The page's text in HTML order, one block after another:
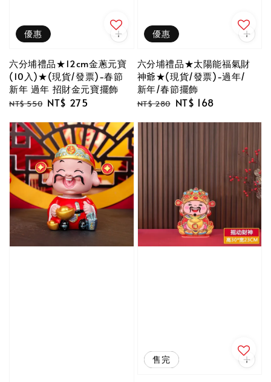
優惠
六分埔禮品★12cm金蔥元寶
(10入)★(現貨/發票)-春節
新年 過年 招財金元寶擺飾
Regular
NT$ 550 Sale
NT$ 275
優惠
六分埔禮品★太陽能福氣財
神爺★(現貨/發票)-過年/
新年/春節擺飾
Regular
NT$ 280 Sale
NT$ 168
優惠
售完